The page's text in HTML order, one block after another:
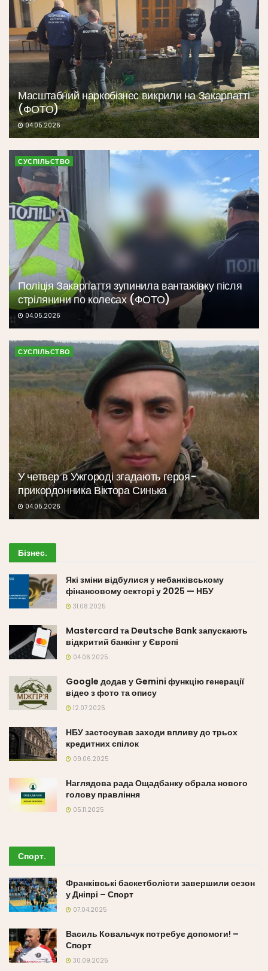
Масштабний наркобізнес викрили на Закарпатті
(ФОТО)
04.05.2026
СУСПІЛЬСТВО
Поліція Закарпаття зупинила вантажівку після
стрілянини по колесах (ФОТО)
04.05.2026
СУСПІЛЬСТВО
У четвер в Ужгороді згадають героя-
прикордонника Віктора Синька
04.05.2026
Бізнес.
Які зміни відбулися у небанківському
фінансовому секторі у 2025 — НБУ
31.08.2025
Mastercard та Deutsche Bank запускають
відкритий банкінг у Європі
04.06.2025
Google додав у Gemini функцію генерації
відео з фото та опису
12.07.2025
НБУ застосував заходи впливу до трьох
кредитних спілок
09.06.2025
Наглядова рада Ощадбанку обрала нового
голову правління
05.11.2025
Спорт.
Франківські баскетболісти завершили сезон
у Дніпрі – Спорт
07.04.2025
Василь Ковальчук потребує допомоги! –
Спорт
30.09.2025